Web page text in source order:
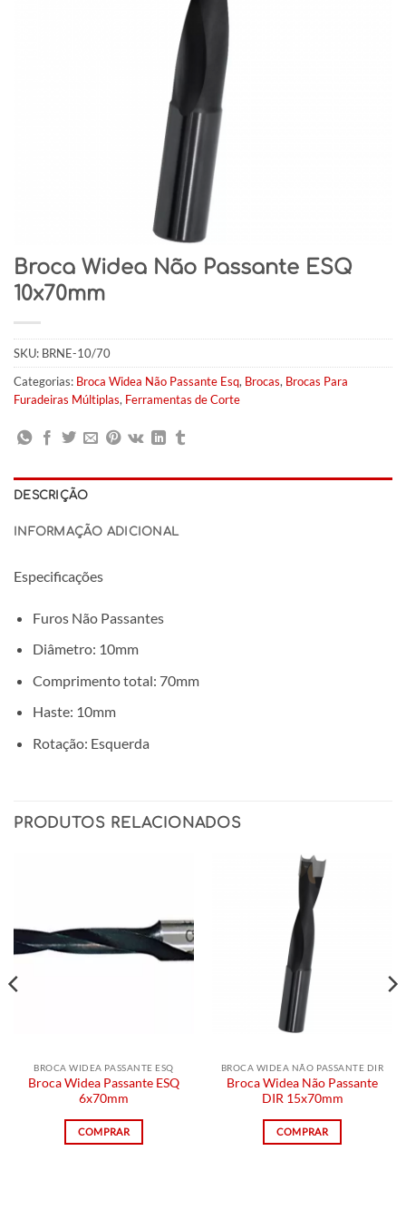
Broca Widea Não Passante ESQ
10x70mm
SKU: BRNE-10/70
Categorias: Broca Widea Não Passante Esq, Brocas, Brocas Para
Furadeiras Múltiplas, Ferramentas de Corte
DESCRIÇÃO
INFORMAÇÃO ADICIONAL
Especificações
Furos Não Passantes
Diâmetro: 10mm
Comprimento total: 70mm
Haste: 10mm
Rotação: Esquerda
PRODUTOS RELACIONADOS
BROCA WIDEA PASSANTE ESQ
Broca Widea Passante ESQ
6x70mm
COMPRAR
BROCA WIDEA NÃO PASSANTE DIR
Broca Widea Não Passante
DIR 15x70mm
COMPRAR